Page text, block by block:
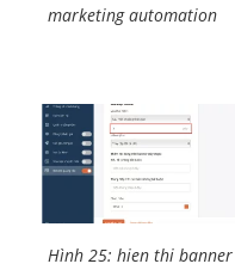
marketing automation
Hình 25: hien thi banner